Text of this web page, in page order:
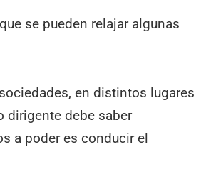
se pueden relajar algunas
en distintos lugares
dirigente debe saber
a poder es conducir el